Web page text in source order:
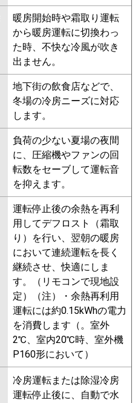
暖房開始時や霜取り運転
から暖房運転に切換わっ
た時、不快な冷風が吹き
出ません。
地下街の飲食店などで、
冬場の冷房ニーズに対応
します。
負荷の少ない夏場の夜間
に、圧縮機やファンの回
転数をセーブして運転音
を抑えます。
運転停止後の余熱を再利
用してデフロスト（霜取
り）を行い、翌朝の暖房
において連続運転を長く
継続させ、快適にしま
す。（リモコンで現地設
定）（注）・余熱再利用
運転には約0.15kWhの電力
を消費します（。室外
2℃、室内20℃時、室外機
P160形において）
冷房運転または除湿冷房
運転停止後に、自動で水